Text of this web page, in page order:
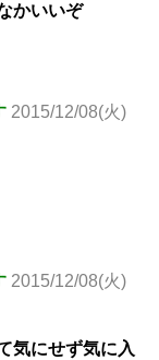
かいいぞ
2015/12/08(火)
2015/12/08(火)
気にせず気に入